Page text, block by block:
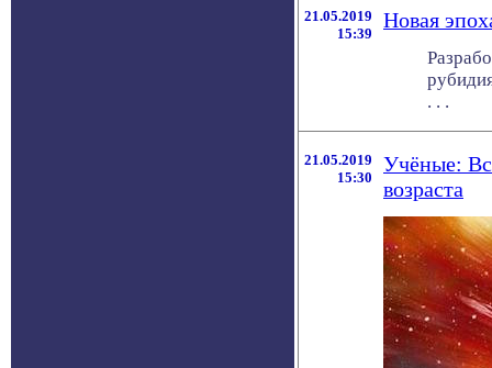
21.05.2019
15:39
Новая
. . .
21.05.2019
15:30
Учёные:
возраста